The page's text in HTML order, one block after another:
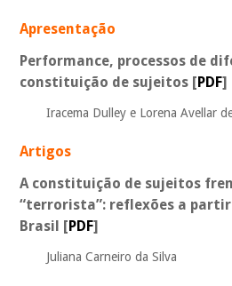
Apresentação
Performance, processos de
constituição de sujeitos [PDF]
Iracema Dulley e Lorena Avellar
Artigos
A constituição de sujeitos
“terrorista”: reflexões a
Brasil [PDF]
Juliana Carneiro da Silva